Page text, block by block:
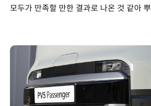
모두가 만족할 만한 결과로 나온 것 같아